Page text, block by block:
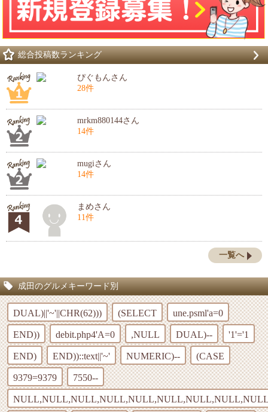
総合投稿数ランキング
ぴぐもんさん
28件
mrkm880144さん
14件
mugiさん
14件
まめさん
11件
一覧へ
成田のグルメキーワード別
DUAL)||'~'||CHR(62))) (SELECT une.psml'a=0
END)) debit.php4'A=0 ,NULL DUAL)-- '1'='1
END) END))::text||'~' NUMERIC)-- (CASE
9379=9379 7550--